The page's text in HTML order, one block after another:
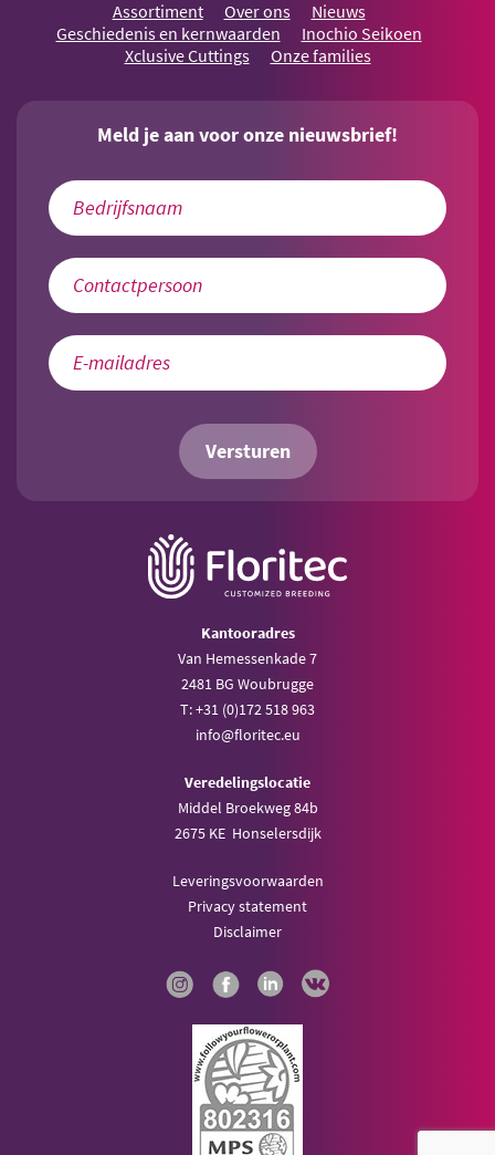
Assortiment Over ons
Nieuws
Geschiedenis en kernwaarden
Inochio Seikoen
Xclusive Cuttings
Onze families
Meld je aan voor onze nieuwsbrief!
Versturen
Kantooradres
Van Hemessenkade 7
2481 BG Woubrugge
T: +31 (0)172 518 963
info@floritec.eu
Veredelingslocatie
Middel Broekweg 84b
2675 KE Honselersdijk
Leveringsvoorwaarden
Privacy statement
Disclaimer